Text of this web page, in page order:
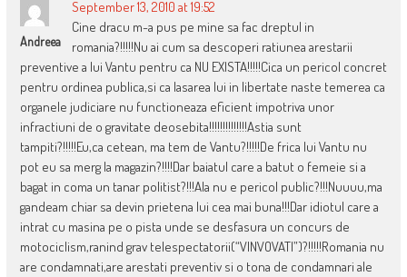
Andreea
September 13, 2010 at 19:52
Cine dracu m-a pus pe mine sa fac dreptul in
romania?!!!!!Nu ai cum sa descoperi ratiunea arestarii
preventive a lui Vantu pentru ca NU EXISTA!!!!!Cica un pericol concret
pentru ordinea publica,si ca lasarea lui in libertate naste temerea ca
organele judiciare nu functioneaza eficient impotriva unor
infractiuni de o gravitate deosebita!!!!!!!!!!!!!!Astia sunt
tampiti?!!!!!Eu,ca cetean, ma tem de Vantu?!!!!!De frica lui Vantu nu
pot eu sa merg la magazin?!!!!Dar baiatul care a batut o femeie si a
bagat in coma un tanar politist?!!!Ala nu e pericol public?!!!Nuuuu,ma
gandeam chiar sa devin prietena lui cea mai buna!!!Dar idiotul care a
intrat cu masina pe o pista unde se desfasura un concurs de
motociclism,ranind grav telespectatorii(“VINVOVATI”)?!!!!!Romania nu
are condamnati,are arestati preventiv si o tona de condamnari ale